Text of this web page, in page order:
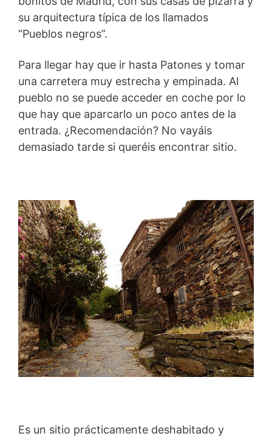
su arquitectura típica de los llamados
“Pueblos negros”.
Para llegar hay que ir hasta Patones y tomar
una carretera muy estrecha y empinada. Al
pueblo no se puede acceder en coche por lo
que hay que aparcarlo un poco antes de la
entrada. ¿Recomendación? No vayáis
demasiado tarde si queréis encontrar sitio.
Es un sitio prácticamente deshabitado y